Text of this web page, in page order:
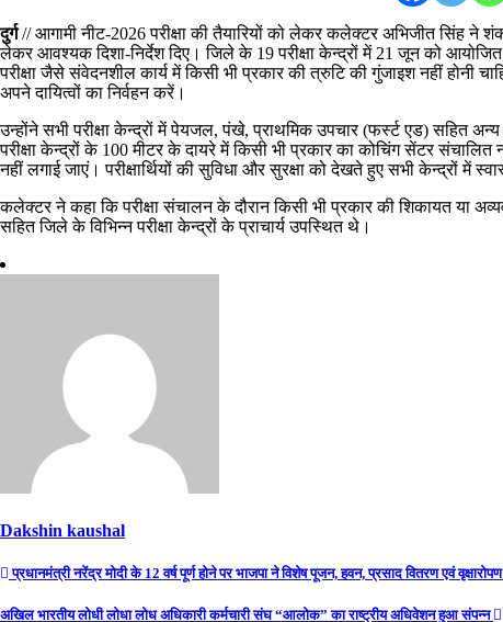
दुर्ग// आगामी नीट-2026 परीक्षा की तैयारियों को लेकर कलेक्टर अभिजीत सिंह ने
लेकर आवश्यक दिशा-निर्देश दिए। जिले के 19 परीक्षा केन्द्रों में 21 जून को
परीक्षा जैसे संवेदनशील कार्य में किसी भी प्रकार की त्रुटि की गुंजाइश नहीं होनी
अपने दायित्वों का निर्वहन करें।
उन्होंने सभी परीक्षा केन्द्रों में पेयजल, पंखे, प्राथमिक उपचार (फर्स्ट एड) सहित
परीक्षा केन्द्रों के 100 मीटर के दायरे में किसी भी प्रकार का कोचिंग सेंटर
नहीं लगाई जाएं। परीक्षार्थियों की सुविधा और सुरक्षा को देखते हुए सभी केन्द्रों में
कलेक्टर ने कहा कि परीक्षा संचालन के दौरान किसी भी प्रकार की शिकायत या
सहित जिले के विभिन्न परीक्षा केन्द्रों के प्राचार्य उपस्थित थे।
Dakshin kaushal
Post
navigation
प्रधानमंत्री नरेंद्र मोदी के 12 वर्ष पूर्ण होने पर भाजपा ने विशेष पूजन, हवन, प्रसाद वितरण एवं
अखिल भारतीय लोधी लोधा लोध अधिकारी कर्मचारी संघ “आलोक” का राष्ट्रीय अधिवेशन हुआ संपन्न